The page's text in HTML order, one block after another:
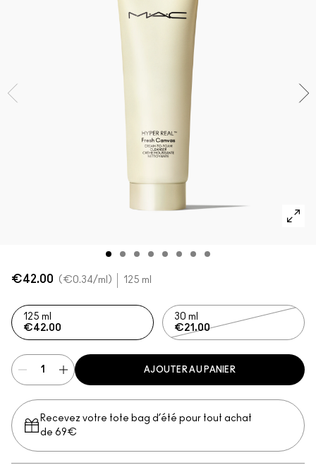
€42.00 €0.34/ml 125 ml
125 ml
€42.00
30 ml
€21.00
AJOUTER AU PANIER
Recevez votre tote bag d’été pour tout achat
de 69€